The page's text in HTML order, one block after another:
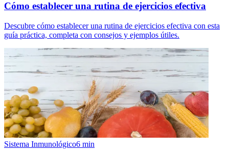
Cómo establecer una rutina de ejercicios efectiva
Descubre cómo establecer una rutina de ejercicios efectiva con esta
guía práctica, completa con consejos y ejemplos útiles.
Sistema Inmunológico6 min